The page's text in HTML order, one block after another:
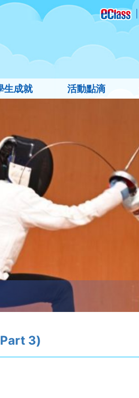
生成就 活動點滴
3)